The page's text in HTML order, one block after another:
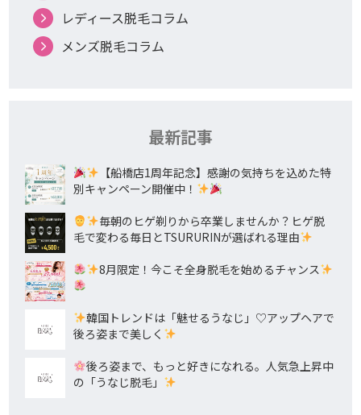
レディース脱毛コラム
メンズ脱毛コラム
最新記事
【船橋店1周年記念】感謝の気持ちを込めた特
別キャンペーン開催中！
毎朝のヒゲ剃りから卒業しませんか？ヒゲ脱
毛で変わる毎日とTSURURINが選ばれる理由
8月限定！今こそ全身脱毛を始めるチャンス
韓国トレンドは「魅せるうなじ」♡アップヘアで
後ろ姿まで美しく
後ろ姿まで、もっと好きになれる。人気急上昇中
の「うなじ脱毛」